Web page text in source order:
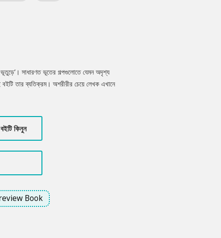
ভূতুড়ে’। সাধারণত ভূতের গল্পগুলোতে যেমন অদৃশ্য
বইটি তার ব্যতিক্রম। অশরীরীর চেয়ে লেখক এখানে
গল্পগুলো ভূতুড়ে গল্পের মতো মনে হলে এর
বইটি কিনুন
Book